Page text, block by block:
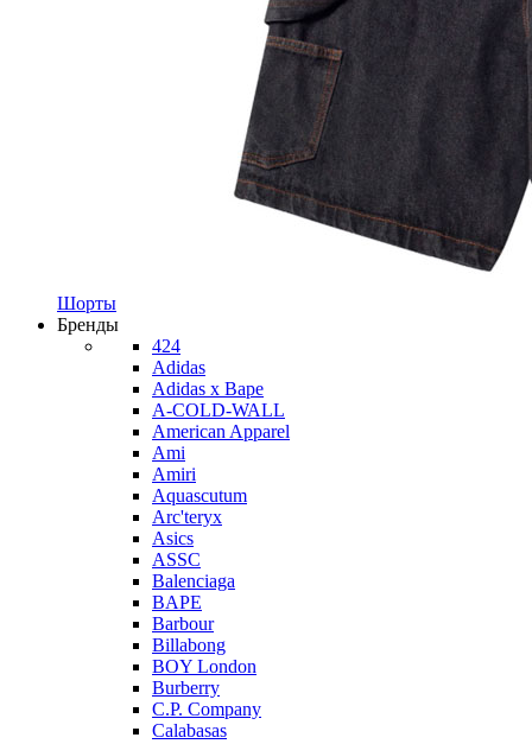
Шорты
Бренды
424
Adidas
Adidas x Bape
A-COLD-WALL
American Apparel
Ami
Amiri
Aquascutum
Arc'teryx
Asics
ASSC
Balenciaga
BAPE
Barbour
Billabong
BOY London
Burberry
C.P. Company
Calabasas